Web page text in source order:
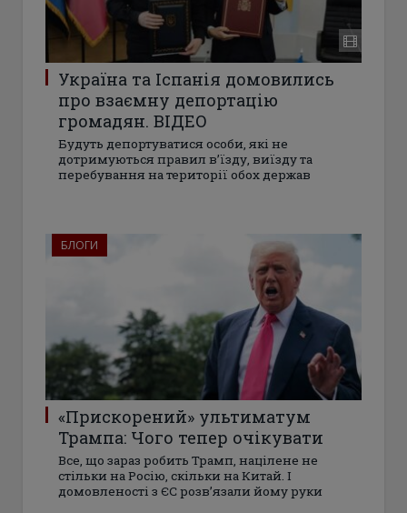
Україна та Іспанія домовились
про взаємну депортацію
громадян. ВІДЕО
Будуть депортуватися особи, які не
дотримуються правил в’їзду, виїзду та
перебування на території обох держав
БЛОГИ
«Прискорений» ультиматум
Трампа: Чого тепер очікувати
Все, що зараз робить Трамп, націлене не
стільки на Росію, скільки на Китай. І
домовленості з ЄС розвʼязали йому руки